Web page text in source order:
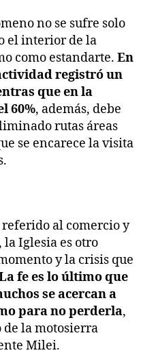
no se sufre solo
el interior de la
como estandarte. En
registró un
que en la
60%, además, debe
rutas áreas
se encarece la visita
al comercio y
Iglesia es otro
y la crisis que
fe es lo último que
se acercan a
para no perderla,
la motosierra
Milei.